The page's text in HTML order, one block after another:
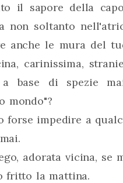
il sapore della
non soltanto
anche le mura del
carinissima,
a base di spezie
mondo"?
forse impedire a
adorata vicina, se
fritto la mattina.